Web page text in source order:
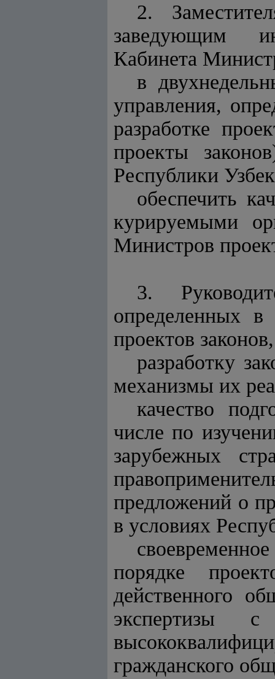
2.
заведующим
Кабинета
в
управления,
разработке
проекты
Республики
обеспечить
курируемыми
Министров
3.
определенных в
проектов
разработку
механизмы их
качество
числе по
зарубежных
предложений о
в условиях
порядке
действенного
экспертизы
гражданского